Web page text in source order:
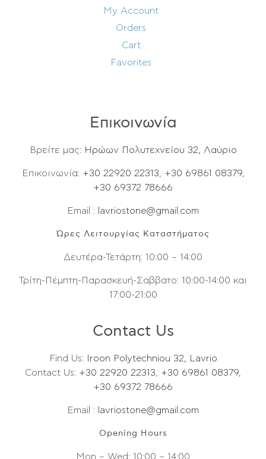
My Account
Orders
Cart
Favorites
Επικοινωνία
Βρείτε μας: Ηρώων Πολυτεχνείου 32, Λαύριο
Επικοινωνία: +30 22920 22313 +30 69861 08379,
+30 69372 78666
Email : lavriostone@gmail.com
Ώρες Λειτουργίας Καταστήματος
Δευτέρα-Τετάρτη: 10:00 – 14:00
Τρίτη-Πέμπτη-Παρασκευή-Σαββατο: 10:00-14:00 και
17:00-21:00
Contact Us
Find Us:
Iroon Polytechniou 32, Lavrio
Contact Us: +30 22920 22313 +30 69861 08379
+30 69372 78666
Email : lavriostone@gmail.com
Opening Hours
Mon – Wed: 10:00 – 14:00